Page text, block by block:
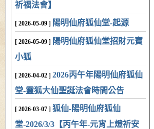
祈福法會】
[ 2026-05-09 ] 陽明仙府狐仙堂-起源
[ 2026-05-09 ] 陽明仙府狐仙堂招財元寶
小狐
[ 2026-04-02 ] 2026丙午年陽明仙府狐仙
堂-靈狐大仙聖誕法會時間公告
[ 2026-03-07 ] 狐仙-陽明仙府狐仙
堂-2026/3/3【丙午年-元宵上燈祈安